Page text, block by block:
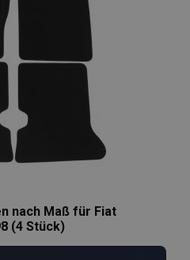
nach Maß für Fiat
(4 Stück)